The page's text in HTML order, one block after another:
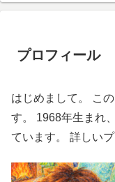
プロフィール
はじめまして。 こ
す。 1968年生まれ
ています。 詳しい